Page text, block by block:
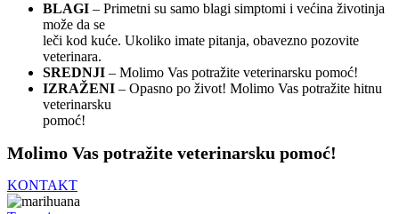
BLAGI – Primetni su samo blagi simptomi i većina životinja
može da se
leči kod kuće. Ukoliko imate pitanja, obavezno pozovite
veterinara.
SREDNJI – Molimo Vas potražite veterinarsku pomoć!
IZRAŽENI – Opasno po život! Molimo Vas potražite hitnu
veterinarsku
pomoć!
Molimo Vas potražite veterinarsku pomoć!
KONTAKT